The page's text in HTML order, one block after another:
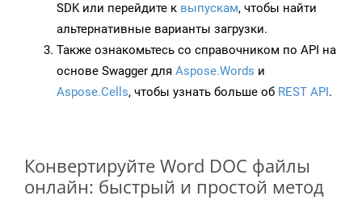
SDK или перейдите к выпускам, чтобы найти
альтернативные варианты загрузки.
Также ознакомьтесь со справочником по API на
основе Swagger для Aspose.Words и
Aspose.Cells, чтобы узнать больше об REST API.
Конвертируйте Word DOC файлы
онлайн: быстрый и простой метод